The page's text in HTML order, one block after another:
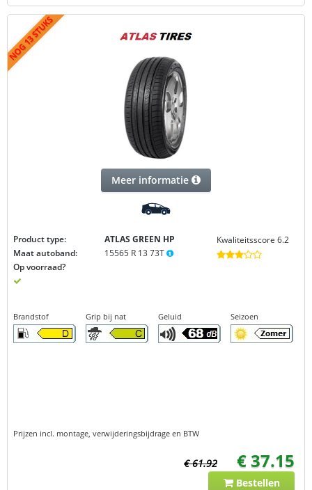
Meer informatie
Product type: ATLAS GREEN HP
Maat autoband:
15565 R 13 73T
Op voorraad?
Kwaliteitsscore 6.2
Brandstof Grip bij nat Geluid Seizoen
Prijzen incl. montage, verwijderingsbijdrage en BTW
€ 61.92 € 37.15
Bestellen